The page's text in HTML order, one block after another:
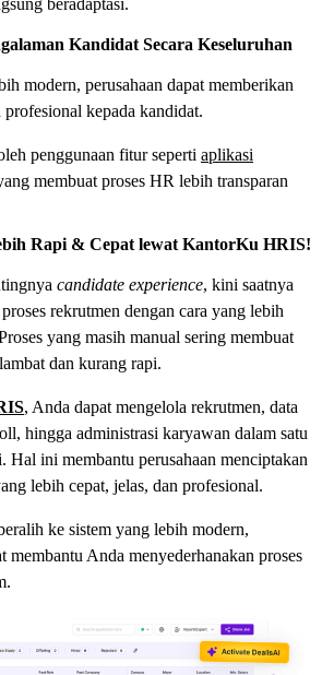
beradaptasi.
Kandidat Secara Keseluruhan
modern, perusahaan dapat memberikan
kepada kandidat.
penggunaan fitur seperti aplikasi
membuat proses HR lebih transparan
Rapi & Cepat lewat KantorKu HRIS!
candidate experience, kini saatnya
rekrutmen dengan cara yang lebih
yang masih manual sering membuat
dan kurang rapi.
, Anda dapat mengelola rekrutmen, data
hingga administrasi karyawan dalam satu
Hal ini membantu perusahaan menciptakan
lebih cepat, jelas, dan profesional.
ke sistem yang lebih modern,
membantu Anda menyederhanakan proses